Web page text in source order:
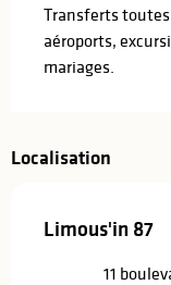
Transferts
aéroports,
mariages.
Localisation
Limous'in 87
11